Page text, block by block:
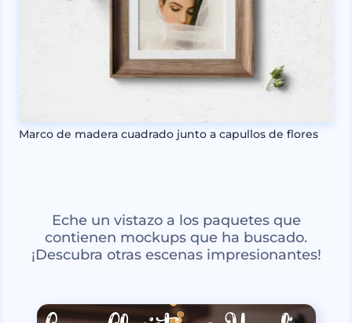
Marco de madera cuadrado junto a capullos de flores
Eche un vistazo a los paquetes que
contienen mockups que ha buscado.
¡Descubra otras escenas impresionantes!